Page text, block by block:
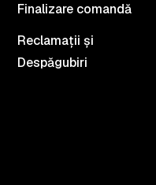
Finalizare comandă
Reclamații și
Despăgubiri